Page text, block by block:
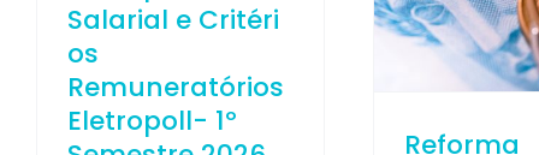
Salarial e Critéri
os
Remuneratórios
Eletropoll- 1º
Reforma